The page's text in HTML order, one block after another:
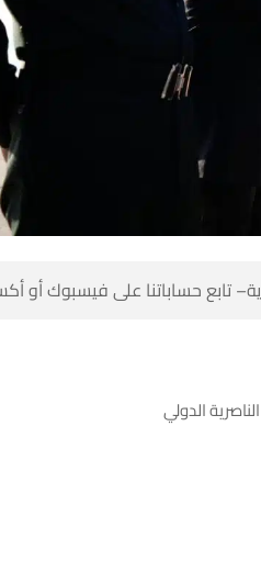
تابع حساباتنا على فيسبوك أو
الدولي